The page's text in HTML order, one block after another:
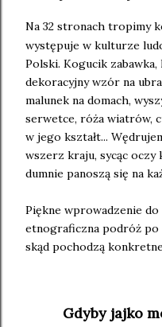
Na 32 stronach tropimy
występuje w kulturze
Polski. Kogucik
dekoracyjny wzór na
malunek na domach,
serwetce, róża wiatrów,
w jego kształt...
wszerz kraju, sycąc
dumnie panoszą się na
Piękne wprowadzenie
etnograficzna podróż po
skąd pochodzą
Gdyby jajko